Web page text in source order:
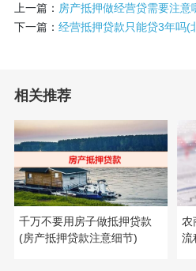
上一篇： 房产抵押做经营贷需要注意哪些风
下一篇： 经营抵押贷款只能贷3年吗(
相关推荐
千万不要用房子做抵押贷款
(房产抵押贷款注意细节)
农
流